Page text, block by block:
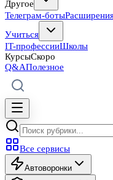
Другое
Телеграм-боты
Учиться
IT-профессииШколы
КурсыСкоро
Q&AПолезное
Все сервисы
Автоворонки